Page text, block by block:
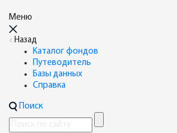
Меню
Назад
Каталог фондов
Путеводитель
Базы данных
Справка
Поиск